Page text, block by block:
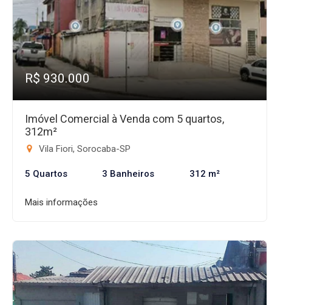
R$ 930.000
Imóvel Comercial à Venda com 5 quartos,
312m²
Vila Fiori, Sorocaba-SP
5 Quartos 3 Banheiros 312 m²
Mais informações